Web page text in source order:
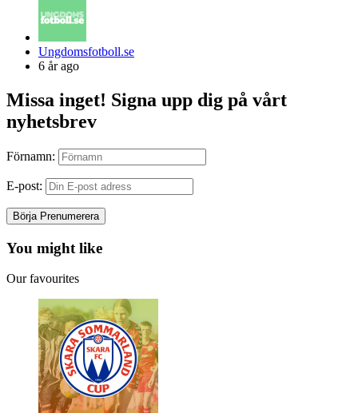
Posted
by
Ungdomsfotboll.se
6 år ago
Missa inget! Signa upp dig på vårt
nyhetsbrev
Förnamn:
E-post:
You might like
Our favourites